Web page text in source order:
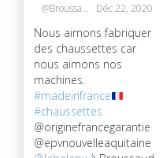
@Broussaudtextil Déc 22, 2020
Nous aimons fabriquer
des chaussettes car
nous aimons nos
machines.
#madeinfrance
#chaussettes
@originefrancegarantie
@epvnouvelleaquitaine